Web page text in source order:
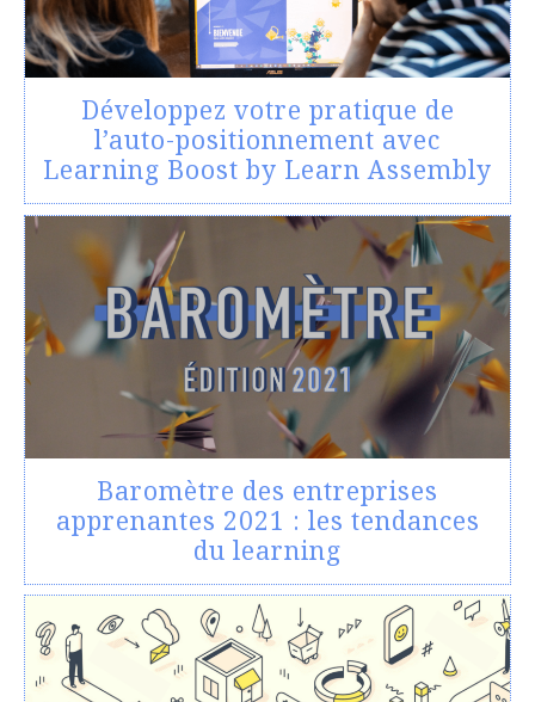
Développez votre pratique de
l’auto-positionnement avec
Learning Boost by Learn Assembly
Baromètre des entreprises
apprenantes 2021 : les tendances
du learning